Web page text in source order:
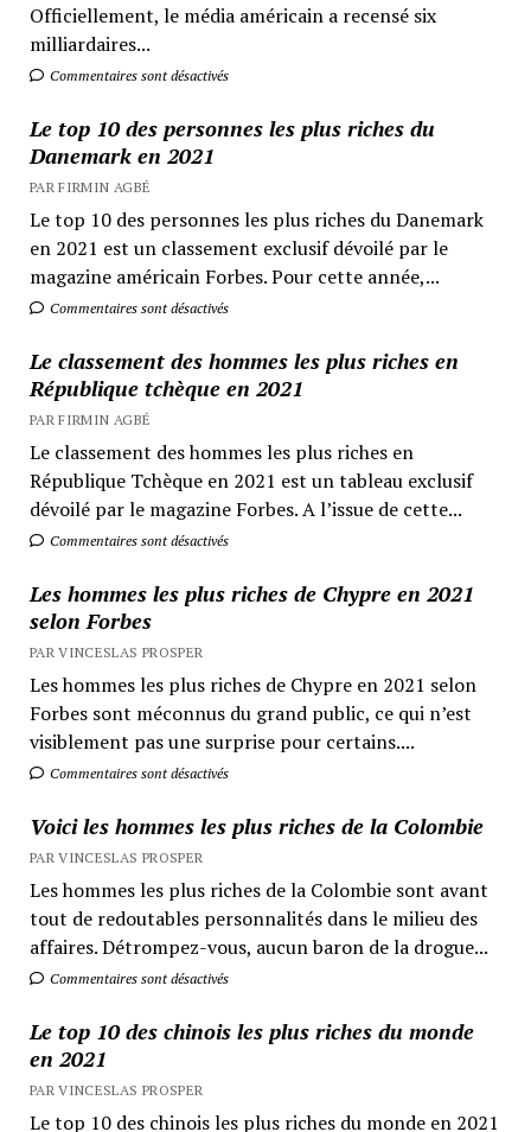
Officiellement, le média américain a recensé six
milliardaires...
Commentaires sont désactivés
Le top 10 des personnes les plus riches du
Danemark en 2021
PAR FIRMIN AGBÉ
Le top 10 des personnes les plus riches du Danemark
en 2021 est un classement exclusif dévoilé par le
magazine américain Forbes. Pour cette année,...
Commentaires sont désactivés
Le classement des hommes les plus riches en
République tchèque en 2021
PAR FIRMIN AGBÉ
Le classement des hommes les plus riches en
République Tchèque en 2021 est un tableau exclusif
dévoilé par le magazine Forbes. A l’issue de cette...
Commentaires sont désactivés
Les hommes les plus riches de Chypre en 2021
selon Forbes
PAR VINCESLAS PROSPER
Les hommes les plus riches de Chypre en 2021 selon
Forbes sont méconnus du grand public, ce qui n’est
visiblement pas une surprise pour certains....
Commentaires sont désactivés
Voici les hommes les plus riches de la Colombie
PAR VINCESLAS PROSPER
Les hommes les plus riches de la Colombie sont avant
tout de redoutables personnalités dans le milieu des
affaires. Détrompez-vous, aucun baron de la drogue...
Commentaires sont désactivés
Le top 10 des chinois les plus riches du monde
en 2021
PAR VINCESLAS PROSPER
Le top 10 des chinois les plus riches du monde en 2021